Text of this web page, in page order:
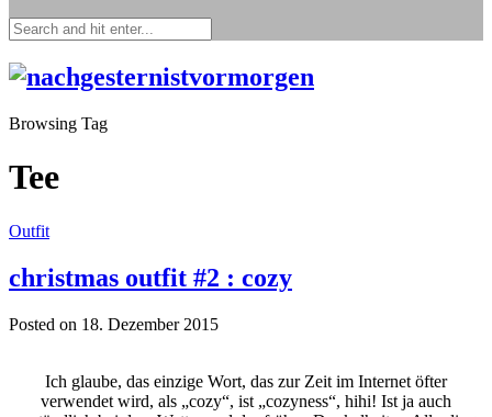
Browsing Tag
Tee
Outfit
christmas outfit #2 : cozy
Posted on 18. Dezember 2015
Ich glaube, das einzige Wort, das zur Zeit im Internet öfter
verwendet wird, als „cozy“, ist „cozyness“, hihi! Ist ja auch